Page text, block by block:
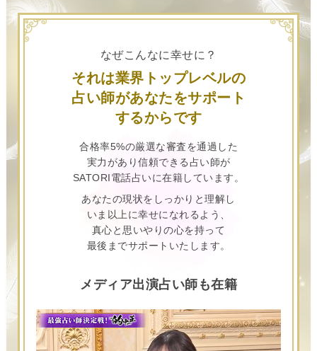
なぜこんなに幸せに？
それは業界トップレベルの
占い師があなたをサポート
するからです
合格率5%の厳選な審査を通過した
実力があり信頼できる占い師が
SATORI電話占いに在籍しています。
あなたの現状をしっかりと理解し
いま以上に幸せになれるよう、
真心と思いやりの心を持って
最後までサポートいたします。
メディア出演占い師も在籍